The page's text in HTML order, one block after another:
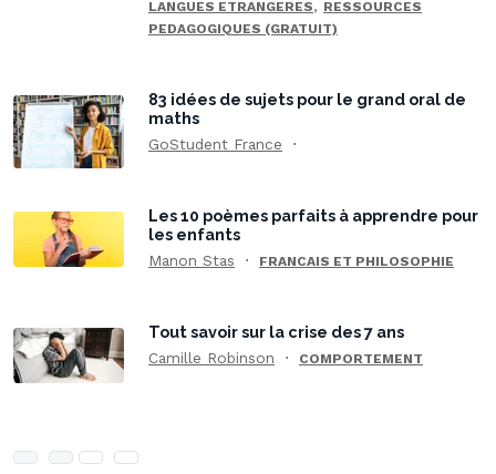
LANGUES ETRANGERES, RESSOURCES
PEDAGOGIQUES (GRATUIT)
83 idées de sujets pour le grand oral de
maths
GoStudent France
Les 10 poèmes parfaits à apprendre pour
les enfants
Manon Stas FRANCAIS ET PHILOSOPHIE
Tout savoir sur la crise des 7 ans
Camille Robinson COMPORTEMENT